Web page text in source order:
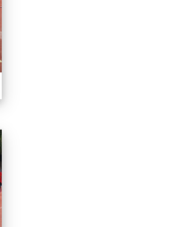
1091024運動會